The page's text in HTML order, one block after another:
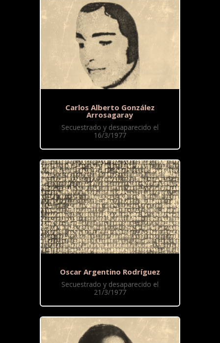
Carlos Alberto González
Arrosagaray
Secuestrado y desaparecido el
16/3/1977
Oscar Argentino Rodríguez
Secuestrado y desaparecido el
21/3/1977